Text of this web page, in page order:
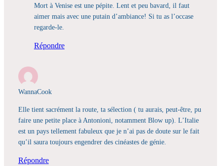
Mort à Venise est une pépite. Lent et peu bavard, il faut
aimer mais avec une putain d’ambiance! Si tu as l’occase
regarde-le.
Répondre
WannaCook
Elle tient sacrément la route, ta sélection ( tu aurais, peut-être, pu
faire une petite place à Antonioni, notamment Blow up). L’Italie
est un pays tellement fabuleux que je n’ai pas de doute sur le fait
qu’il saura toujours engendrer des cinéastes de génie.
Répondre